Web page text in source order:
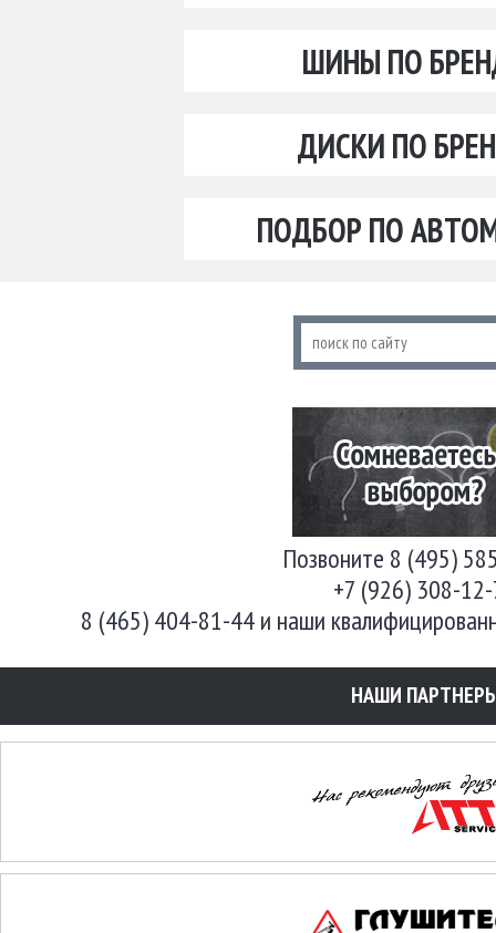
ШИНЫ ПО
ДИСКИ ПО
ПОДБОР ПО
Позвоните 8 (495)
+7 (926) 308-
8 (465) 404-81-44 и наши
НАШИ